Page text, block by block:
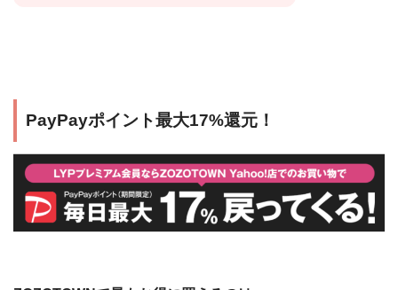
PayPayポイント最大17%還元！